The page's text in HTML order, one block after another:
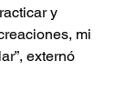
y
mi
externó